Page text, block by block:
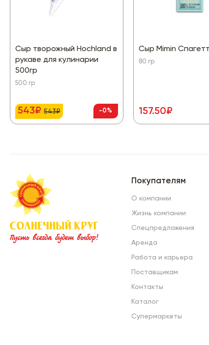
Сыр творожный Hochland в
рукаве для кулинарии
500гр
500 гр
543₽ 543₽ -0%
Сыр Mimin
80 гр
157.50₽
Покупателям
О компании
Жизнь компании
Спецпредложения
Аренда
Работа и карьера
Поставщикам
Контакты
Каталог
Супермаркеты